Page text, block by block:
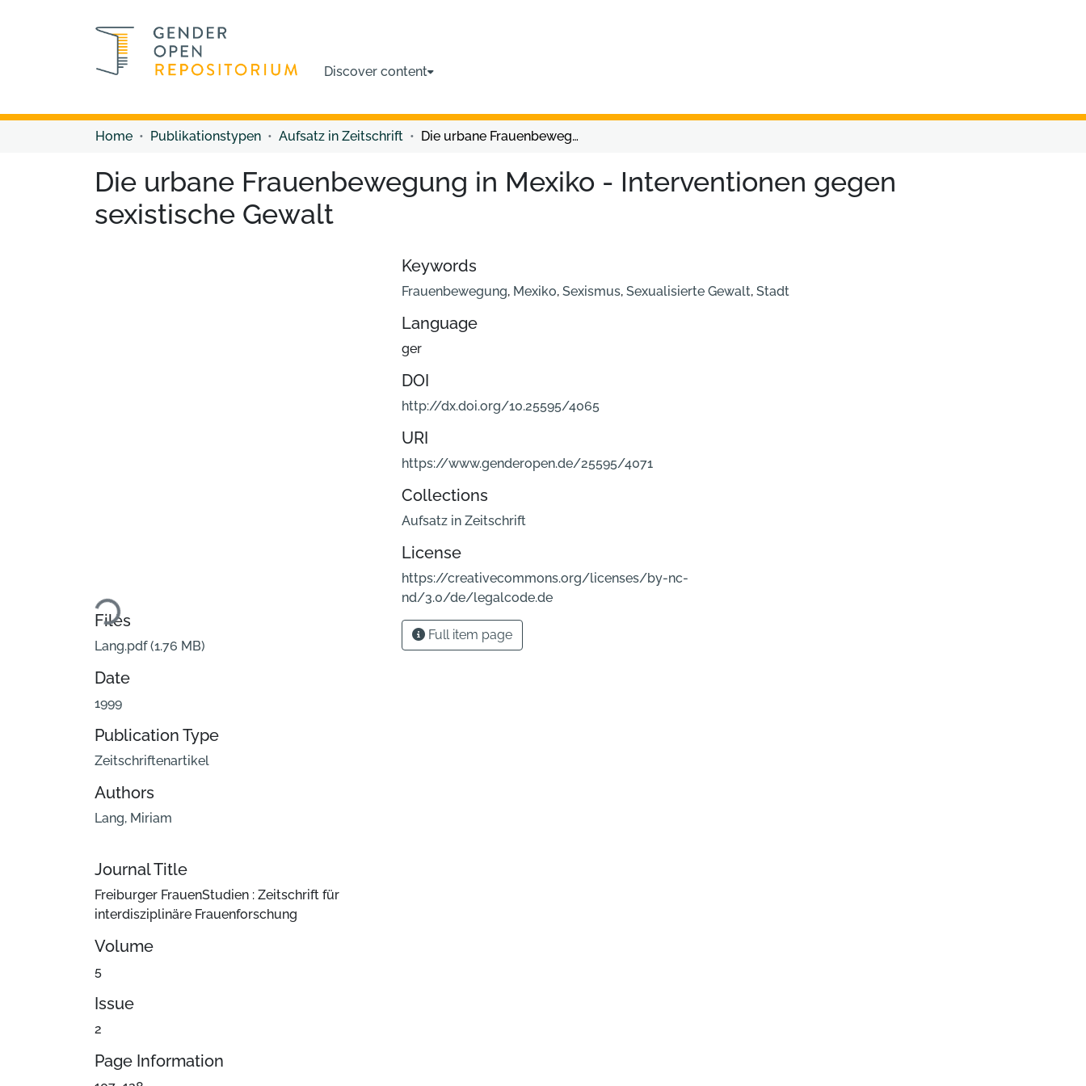
Discover content
Home Publikationstypen Aufsatz in Zeitschrift Die urbane Frauenbewegung in Mexiko - Interventionen gegen sexistische Gewalt
Die urbane Frauenbewegung in Mexiko - Interventionen gegen
sexistische Gewalt
Loading...
Files
Lang.pdf(1.76 MB)
Date
1999
Publication Type
Zeitschriftenartikel
Authors
Lang, Miriam
Journal Title
Freiburger FrauenStudien : Zeitschrift für
interdisziplinäre Frauenforschung
Volume
5
Issue
2
Page Information
Keywords
Frauenbewegung, Mexiko, Sexismus, Sexualisierte Gewalt, Stadt
Language
ger
DOI
http://dx.doi.org/10.25595/4065
URI
https://www.genderopen.de/25595/4071
Collections
Aufsatz in Zeitschrift
License
https://creativecommons.org/licenses/by-nc-
nd/3.0/de/legalcode.de
Full item page